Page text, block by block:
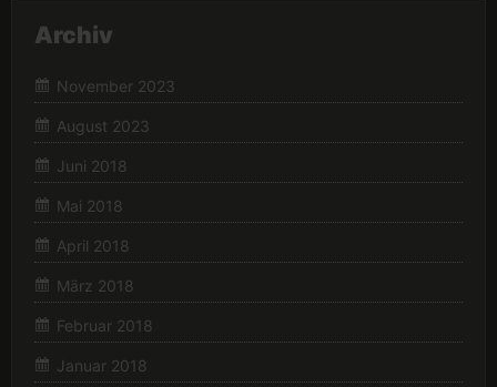
Archiv
November 2023
August 2023
Juni 2018
Mai 2018
April 2018
März 2018
Februar 2018
Januar 2018